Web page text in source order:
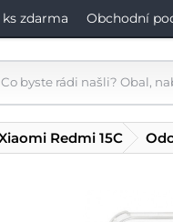
zdarma Obchodní
Redmi 15C